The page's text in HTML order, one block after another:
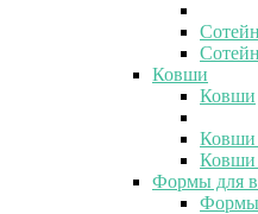
Ковши
Ковши
Ковши
Ковши
Формы для
Формы